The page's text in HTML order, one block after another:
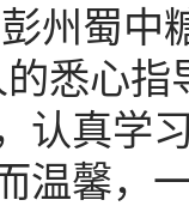
州蜀中
悉心
认真学
温馨，